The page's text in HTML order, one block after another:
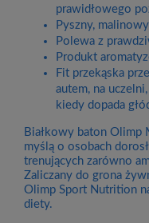
prawidłowego
Pyszny,
Polewa z
Produkt
Fit przekąska
autem, na
kiedy dopada
Białkowy baton Olimp
myślą o osobach
trenujących zarówno
Zaliczany do grona
Olimp Sport Nutrition
diety.